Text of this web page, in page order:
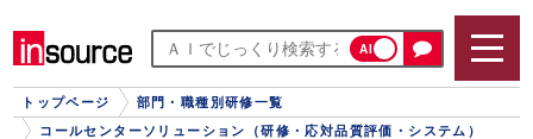
AI
トップページ
部門・職種別研修一覧
コールセンターソリューション（研修・応対品質評価・システム）